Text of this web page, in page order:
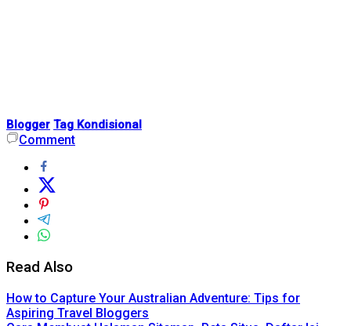
Blogger Tag Kondisional
Comment
Read Also
How to Capture Your Australian Adventure: Tips for
Aspiring Travel Bloggers